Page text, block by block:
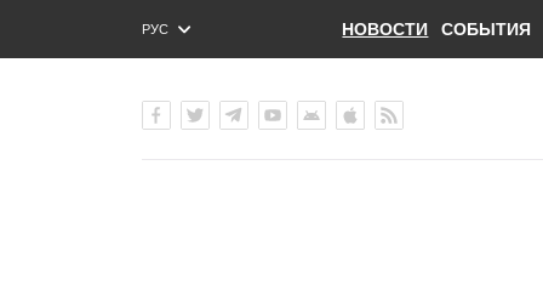
РУС
ENG
НОВОСТИ СОБЫТИЯ